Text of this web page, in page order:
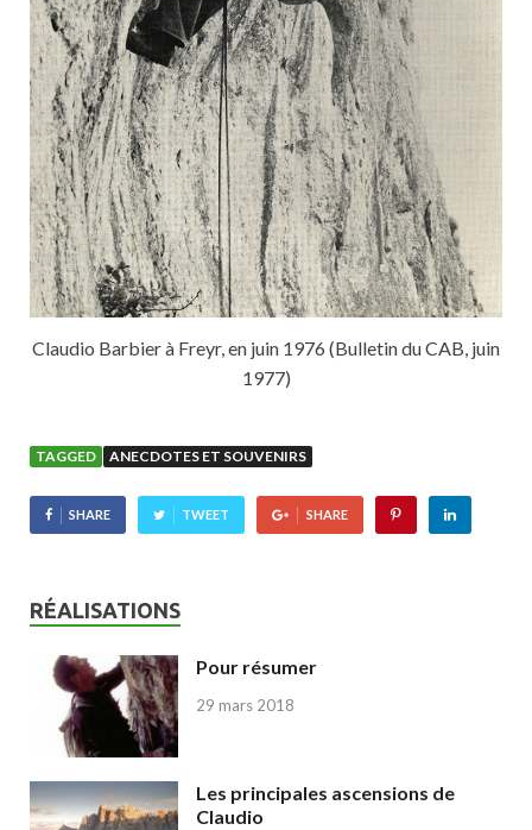
Claudio Barbier à Freyr, en juin 1976 (Bulletin du CAB, juin
1977)
TAGGED ANECDOTES ET SOUVENIRS
SHARE TWEET SHARE
RÉALISATIONS
Pour résumer
29 mars 2018
Les principales ascensions de
Claudio